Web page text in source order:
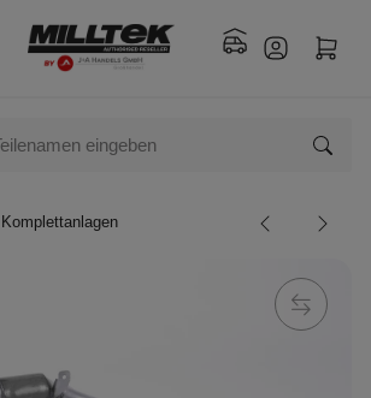
Komplettanlagen